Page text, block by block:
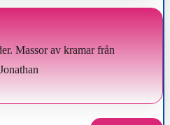
Massor av kramar från